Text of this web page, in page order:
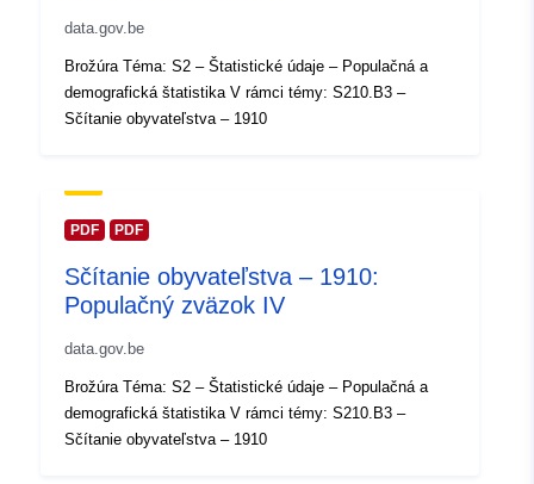
záznam:
2024
Aktualizované na základe
Zemepisné
pokrytie:
Typ: Polygon
Identifikátory:
uriRef:
http://data.europa.eu/88u/dataset/
id
data.gov.be
Brožúra Téma: S2 – Štatistické údaje – Populačná a
demografická štatistika V rámci témy: S210.B3 –
Sčítanie obyvateľstva – 1910
PDF PDF
Sčítanie obyvateľstva – 1910:
Populačný zväzok IV
data.gov.be
Brožúra Téma: S2 – Štatistické údaje – Populačná a
demografická štatistika V rámci témy: S210.B3 –
Sčítanie obyvateľstva – 1910